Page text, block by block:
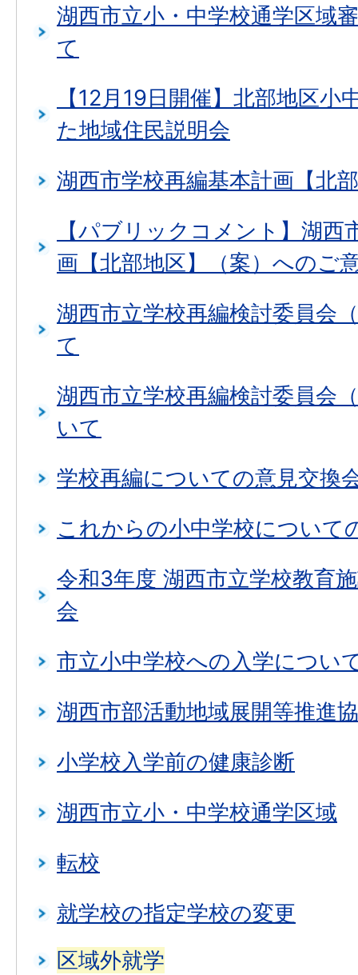
湖西市立小・中学校通学区域
て
【12月19日開催】北部地区小
た地域住民説明会
湖西市学校再編基本計画【北
【パブリックコメント】湖西
画【北部地区】（案）へのご
湖西市立学校再編検討委員会
て
湖西市立学校再編検討委員会
いて
学校再編についての意見交換
これからの小中学校について
令和3年度 湖西市立学校教育
会
市立小中学校への入学につい
湖西市部活動地域展開等推進
小学校入学前の健康診断
湖西市立小・中学校通学区域
転校
就学校の指定学校の変更
区域外就学